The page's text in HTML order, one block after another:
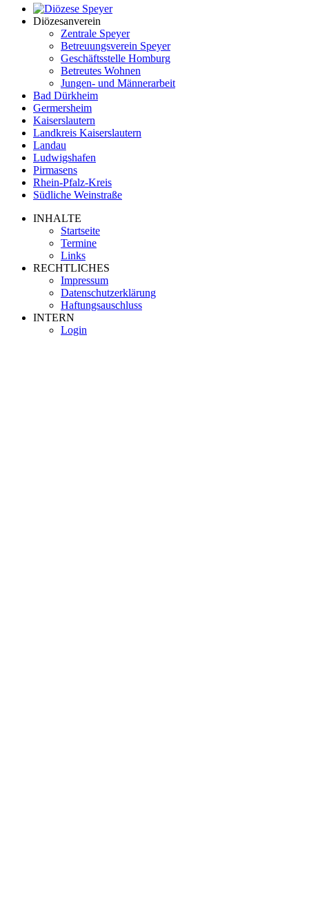
Diözesanverein
Zentrale Speyer
Betreuungsverein Speyer
Geschäftsstelle Homburg
Betreutes Wohnen
Jungen- und Männerarbeit
Bad Dürkheim
Germersheim
Kaiserslautern
Landkreis Kaiserslautern
Landau
Ludwigshafen
Pirmasens
Rhein-Pfalz-Kreis
Südliche Weinstraße
INHALTE
Startseite
Termine
Links
RECHTLICHES
Impressum
Datenschutzerklärung
Haftungsauschluss
INTERN
Login